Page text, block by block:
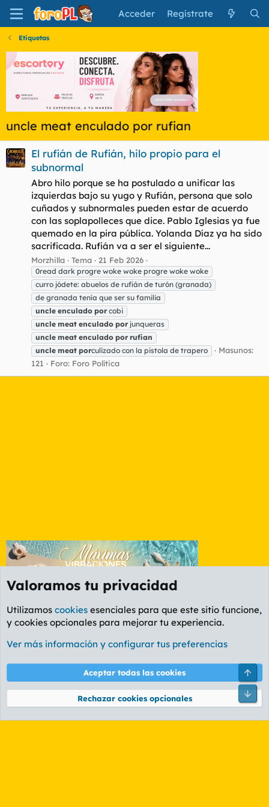
Acceder Regístrate
Etiquetas
uncle meat enculado por rufian
El rufián de Rufián, hilo propio para el
subnormal
Abro hilo porque se ha postulado a unificar las
izquierdas bajo su yugo y Rufián, persona que solo
cuñados y subnormales pueden estar de acuerdo
con las soplapolleces que dice. Pablo Iglesias ya fue
quemado en la pira pública. Yolanda Díaz ya ha sido
sacrificada. Rufián va a ser el siguiente...
Morzhilla Tema 21 Feb 2026
0read dark progre woke woke progre woke woke
curro jódete: abuelos de rufián de turón (granada)
de granada tenía que ser su familia
uncle enculado por cobi
uncle meat enculado por junqueras
uncle meat enculado por rufian
uncle meat porculizado con la pistola de trapero
Masunos:
121
Foro: Foro Política
Etiquetas
Cookies
PL OLDSTYLE AMARILLO
Términos y reglas Política de privacidad Ayuda
Community platform by XenForo® © 2010-2026 XenForo Ltd.
Valoramos tu privacidad
Utilizamos cookies esenciales para que este sitio funcione,
y cookies opcionales para mejorar tu experiencia.
Ver más información y configurar tus preferencias
Aceptar todas las cookies
Rechazar cookies opcionales
Pie